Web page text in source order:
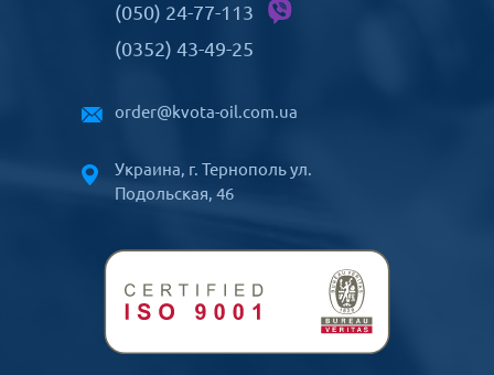
(050) 24-77-113
(0352) 43-49-25
order@kvota-oil.com.ua
Украина, г. Тернополь ул.
Подольская, 46